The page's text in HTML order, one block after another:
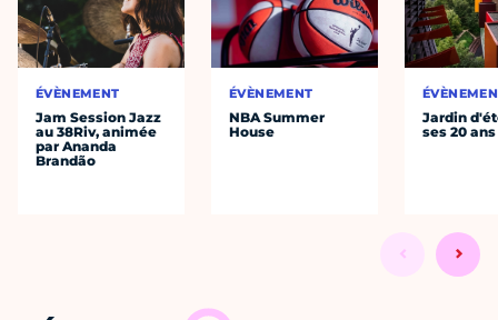
ÉVÈNEMENT
Jam Session Jazz
au 38Riv, animée
par Ananda
Brandão
ÉVÈNEMENT
NBA Summer
House
Jardin
ses 20 ans